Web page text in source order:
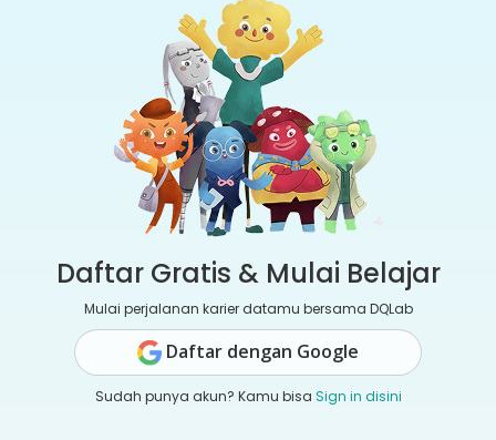
Daftar Gratis & Mulai Belajar
Mulai perjalanan karier datamu bersama DQLab
Daftar dengan Google
Sudah punya akun? Kamu bisa Sign in disini